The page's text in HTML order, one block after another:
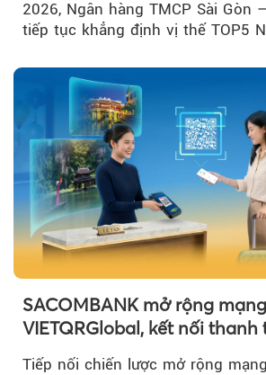
2026, Ngân hàng TMCP Sài Gòn
tiếp tục khẳng định vị thế TOP5
SACOMBANK mở rộng
VIETQRGlobal, kết nối thanh
xuyên biên giới với Singapore
Tiếp nối chiến lược mở rộng